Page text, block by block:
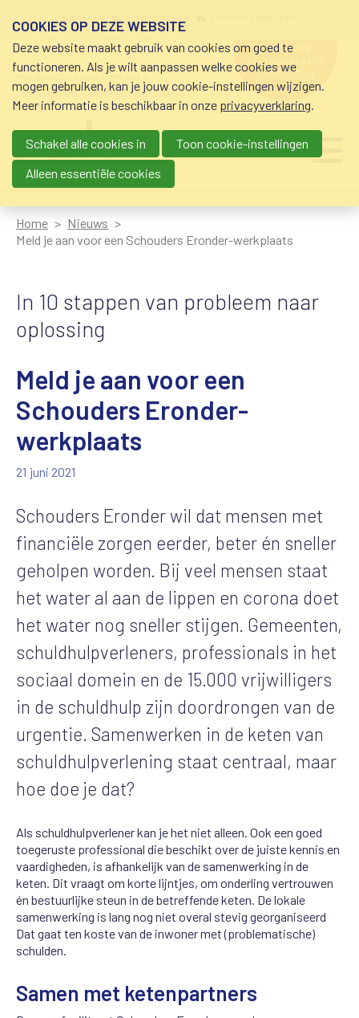
schuldhulp • sociaal krediet •
budgetbeheer • beschermingsbewind
hulp nodig
bij geldzorgen?
0800-8115.nl
Main navigation
Home
Nieuws
Meld je aan voor een Schouders Eronder-werkplaats
In 10 stappen van probleem naar
oplossing
Meld je aan voor een
Schouders Eronder-
werkplaats
21 juni 2021
Schouders Eronder wil dat mensen met
financiële zorgen eerder, beter én sneller
geholpen worden. Bij veel mensen staat
het water al aan de lippen en corona doet
het water nog sneller stijgen. Gemeenten,
schuldhulpverleners, professionals in het
sociaal domein en de 15.000 vrijwilligers
in de schuldhulp zijn doordrongen van de
urgentie. Samenwerken in de keten van
schuldhulpverlening staat centraal, maar
hoe doe je dat?
Als schuldhulpverlener kan je het niet alleen. Ook een goed
toegeruste professional die beschikt over de juiste kennis en
vaardigheden, is afhankelijk van de samenwerking in de
keten. Dit vraagt om korte lijntjes, om onderling vertrouwen
én bestuurlijke steun in de betreffende keten. De lokale
samenwerking is lang nog niet overal stevig georganiseerd
Dat gaat ten koste van de inwoner met (problematische)
schulden.
Samen met ketenpartners
COOKIES OP DEZE WEBSITE
Deze website maakt gebruik van cookies om goed te
functioneren. Als je wilt aanpassen welke cookies we
mogen gebruiken, kan je jouw cookie-instellingen wijzigen.
Meer informatie is beschikbaar in onze privacyverklaring.
Schakel alle cookies in
Toon cookie-instellingen
Alleen essentiële cookies